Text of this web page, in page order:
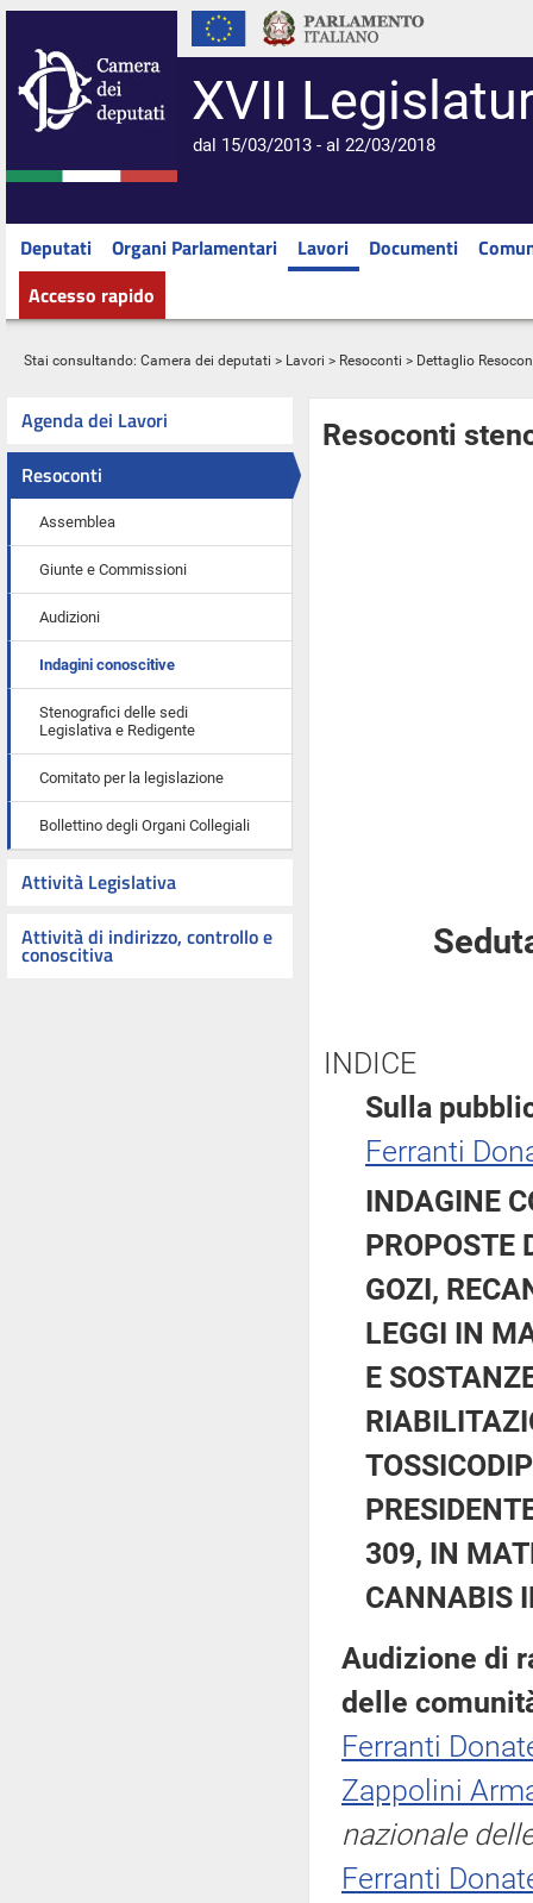
XVII
dal 15/03/2013 - al 22/03/2018
Deputati Organi Parlamentari Lavori Documenti
Accesso rapido
Stai consultando: Camera dei deputati > Lavori > Resoconti > Dettaglio
Agenda dei Lavori
Resoconti
Assemblea
Giunte e Commissioni
Audizioni
Indagini conoscitive
Stenografici delle sedi
Legislativa e Redigente
Comitato per la legislazione
Bollettino degli Organi Collegiali
Attività Legislativa
Attività di indirizzo, controllo e
conoscitiva
Resoconti
INDICE
Sulla
Ferranti
INDAGINE
PROPOSTE
GOZI,
LEGGI IN
E
309, IN
CANNABIS
Audizione di
delle
Ferranti
Zappolini
nazionale
Ferranti